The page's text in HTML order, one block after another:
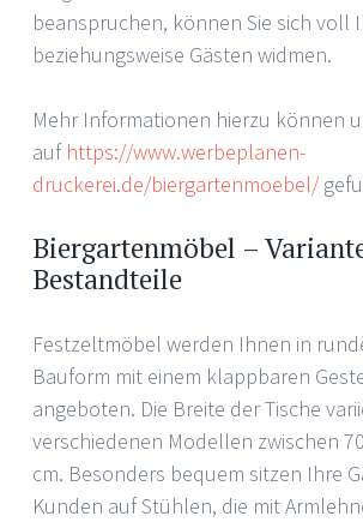
beanspruchen, können Sie sich voll
beziehungsweise Gästen widmen.
Mehr Informationen hierzu können
auf https://www.werbeplanen-
druckerei.de/biergartenmoebel/
Biergartenmöbel –
Bestandteile
Festzeltmöbel werden Ihnen in
Bauform mit einem klappbaren
angeboten. Die Breite der Tische
verschiedenen Modellen zwischen
cm. Besonders bequem sitzen Ihre
Kunden auf Stühlen, die mit